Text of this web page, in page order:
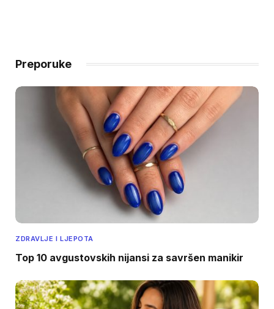
Preporuke
ZDRAVLJE I LJEPOTA
Top 10 avgustovskih nijansi za savršen manikir